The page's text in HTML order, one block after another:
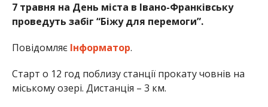
7 травня на День міста в Івано-Франківську
проведуть забіг “Біжу для перемоги”.
Повідомляє Інформатор.
Старт о 12 год поблизу станції прокату човнів на
міському озері. Дистанція – 3 км.